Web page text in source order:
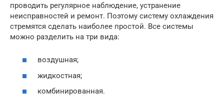
проводить регулярное наблюдение, устранение
неисправностей и ремонт. Поэтому систему охлаждения
стремятся сделать наиболее простой. Все системы
можно разделить на три вида:
воздушная;
жидкостная;
комбинированная.